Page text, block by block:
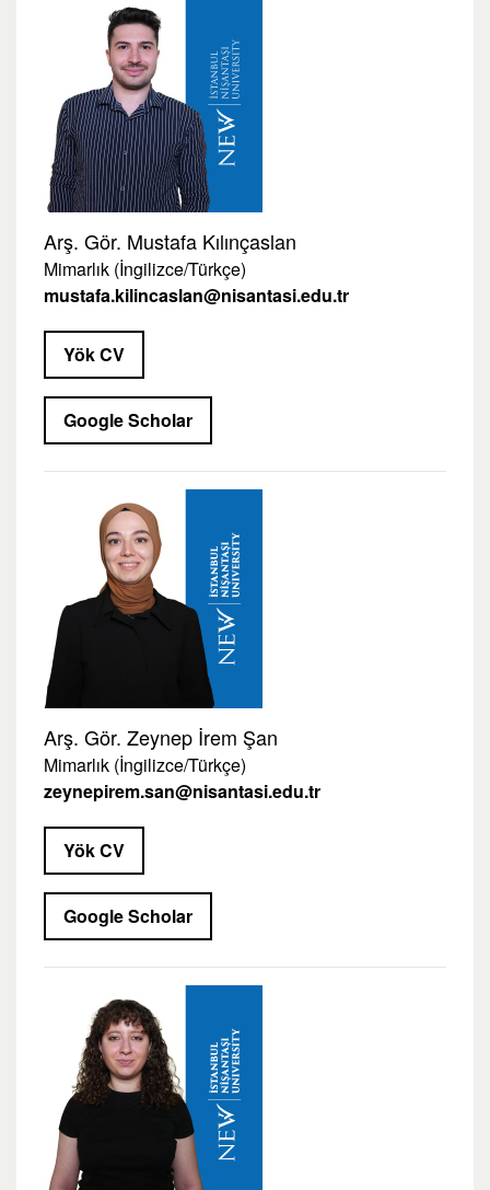
Arş. Gör. Mustafa Kılınçaslan
Mimarlık (İngilizce/Türkçe)
mustafa.kilincaslan@nisantasi.edu.tr
Yök CV
Google Scholar
Arş. Gör. Zeynep İrem Şan
Mimarlık (İngilizce/Türkçe)
zeynepirem.san@nisantasi.edu.tr
Yök CV
Google Scholar